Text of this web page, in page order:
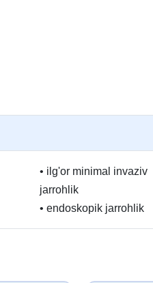
• ilg'or minimal invaziv
jarrohlik
• endoskopik jarrohlik